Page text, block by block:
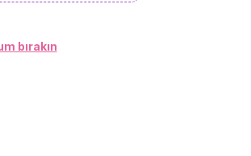
bırakın